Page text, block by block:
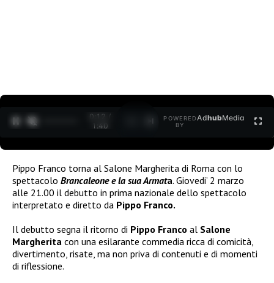
0:12 /
1:40
POWERED
BY
AdhubMedia
Pippo Franco torna al Salone Margherita di Roma con lo
spettacolo Brancaleone e la sua Armata. Giovedi’ 2 marzo
alle 21.00 il debutto in prima nazionale dello spettacolo
interpretato e diretto da Pippo Franco.
Il debutto segna il ritorno di Pippo Franco al Salone
Margherita con una esilarante commedia ricca di comicità,
divertimento, risate, ma non priva di contenuti e di momenti
di riflessione.